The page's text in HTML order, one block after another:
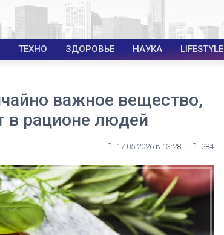
ТЕХНО ЗДОРОВЬЕ НАУКА LIFESTYLE
важное вещество,
в рационе людей
17.05.2026 в 13:28 284